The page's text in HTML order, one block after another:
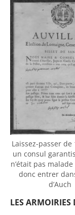
Laissez-passer de
un consul
n’était pas
donc entrer
d’Auch
LES